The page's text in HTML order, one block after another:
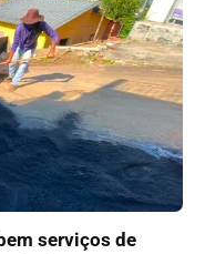
serviços de